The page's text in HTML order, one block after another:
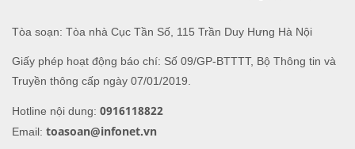
Tòa soạn: Tòa nhà Cục Tần Số, 115 Trần Duy Hưng Hà Nội
Giấy phép hoạt động báo chí: Số 09/GP-BTTTT, Bộ Thông tin và
Truyền thông cấp ngày 07/01/2019.
Hotline nội dung: 0916118822
Email: toasoan@infonet.vn